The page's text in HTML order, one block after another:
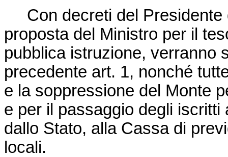
Con decreti del Presidente
proposta del Ministro per il
pubblica istruzione, verranno
precedente art. 1, nonché
e la soppressione del Monte
e per il passaggio degli
dallo Stato, alla Cassa di
locali.